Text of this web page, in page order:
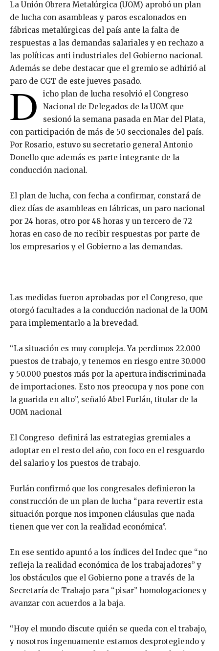
La Unión Obrera Metalúrgica (UOM) aprobó un plan
de lucha con asambleas y paros escalonados en
fábricas metalúrgicas del país ante la falta de
respuestas a las demandas salariales y en rechazo a
las políticas anti industriales del Gobierno nacional.
Además se debe destacar que el gremio se adhirió al
paro de CGT de este jueves pasado.
D
icho plan de lucha resolvió el Congreso
Nacional de Delegados de la UOM que
sesionó la semana pasada en Mar del Plata,
con participación de más de 50 seccionales del país.
Por Rosario, estuvo su secretario general Antonio
Donello que además es parte integrante de la
conducción nacional.
El plan de lucha, con fecha a confirmar, constará de
diez días de asambleas en fábricas, un paro nacional
por 24 horas, otro por 48 horas y un tercero de 72
horas en caso de no recibir respuestas por parte de
los empresarios y el Gobierno a las demandas.
Las medidas fueron aprobadas por el Congreso, que
otorgó facultades a la conducción nacional de la UOM
para implementarlo a la brevedad.
“La situación es muy compleja. Ya perdimos 22.000
puestos de trabajo, y tenemos en riesgo entre 30.000
y 50.000 puestos más por la apertura indiscriminada
de importaciones. Esto nos preocupa y nos pone con
la guarida en alto”, señaló Abel Furlán, titular de la
UOM nacional
El Congreso definirá las estrategias gremiales a
adoptar en el resto del año, con foco en el resguardo
del salario y los puestos de trabajo.
Furlán confirmó que los congresales definieron la
construcción de un plan de lucha “para revertir esta
situación porque nos imponen cláusulas que nada
tienen que ver con la realidad económica”.
En ese sentido apuntó a los índices del Indec que “no
refleja la realidad económica de los trabajadores” y
los obstáculos que el Gobierno pone a través de la
Secretaría de Trabajo para “pisar” homologaciones y
avanzar con acuerdos a la baja.
“Hoy el mundo discute quién se queda con el trabajo,
y nosotros ingenuamente estamos desprotegiendo y